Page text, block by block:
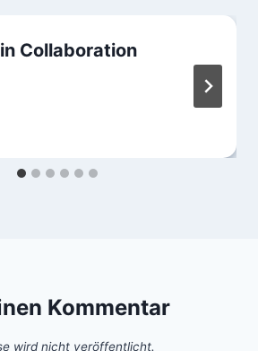
Collaboration
Kommentar
wird nicht veröffentlicht.